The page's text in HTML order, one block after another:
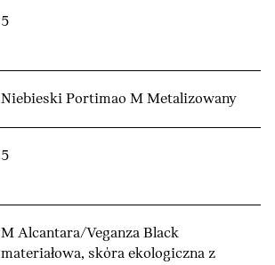
5
Niebieski Portimao M Metalizowany
5
M Alcantara/Veganza Black
materiałowa, skóra ekologiczna z